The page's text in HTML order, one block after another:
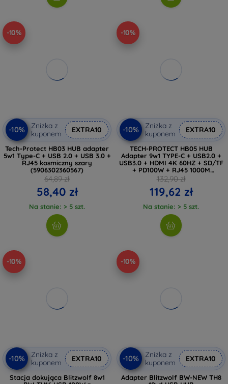
-10%
-10%
Zniżka z
kuponem
EXTRA10
Tech-Protect HB03 HUB adapter
5w1 Type-C + USB 2.0 + USB 3.0 +
RJ45 kosmiczny szary
(5906302360567)
64,89 zł
58,40 zł
Na stanie: > 5 szt.
-10%
-10%
Zniżka z
kuponem
EXTRA10
TECH-PROTECT HB05 HUB
Adapter 9w1 TYPE-C + USB2.0 +
USB3.0 + HDMI 4K 60HZ + SD/TF
+ PD100W + RJ45 1000M
ciemnoszary (5906302360543)
132,90 zł
119,62 zł
Na stanie: > 5 szt.
-10%
-10%
Zniżka z
kuponem
EXTRA10
Stacja dokująca Blitzwolf 8w1
-10%
-10%
Zniżka z
kuponem
EXTRA10
Adapter Blitzwolf BW-NEW TH8